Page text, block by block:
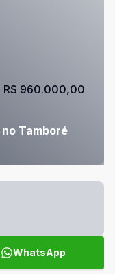
Tamboré
R$ 960.000,00
WhatsApp